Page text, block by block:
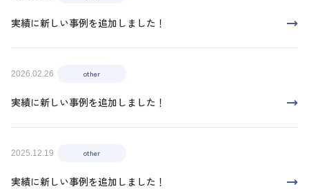
実績に新しい事例を追加しました！
2026.02.26 other
実績に新しい事例を追加しました！
2025.12.19 other
実績に新しい事例を追加しました！